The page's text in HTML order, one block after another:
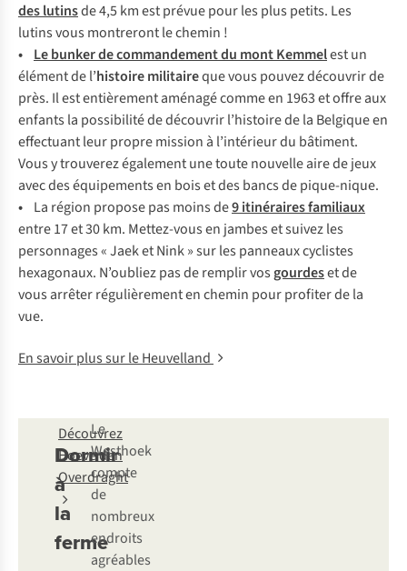
des lutinsde 4,5 km est prévue pour les plus petits. Les
lutins vous montreront le chemin !
• Le bunker de commandement du mont Kemmelest un
élément de l’histoire militaireque vous pouvez découvrir de
près. Il est entièrement aménagé comme en 1963 et offre aux
enfants la possibilité de découvrir l’histoire de la Belgique en
effectuant leur propre mission à l’intérieur du bâtiment.
Vous y trouverez également une toute nouvelle aire de jeux
avec des équipements en bois et des bancs de pique-nique.
• La région propose pas moins de9 itinéraires familiaux
entre 17 et 30 km. Mettez-vous en jambes et suivez les
personnages « Jaek et Nink » sur les panneaux cyclistes
hexagonaux. N’oubliez pas de remplir vos gourdeset de
vous arrêter régulièrement en chemin pour profiter de la
vue.
En savoir plus sur le Heuvelland
Dormir
à
la
ferme
Le
Westhoek
compte
de
nombreux
endroits
agréables
Découvrez
Hoeve den
Overdraght